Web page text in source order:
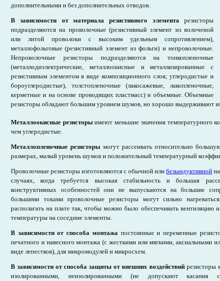
дополнительными и без дополнительных отводов.
В зависимости от материала резистивного элемента
резисторы
подразделяются на проволочные (резистивный элемент из волоченой
или литой проволоки с высоким удельным сопротивлением),
металлофольговые (резистивный элемент из фольги) и непроволочные.
Непроволочные резисторы подразделяются на тонкопленочные
(металлодиэлектрические, металлоокисные и металлизированные с
резистивным элементом в виде композиционного слоя; углеродистые и
бороуглеродистые), толстопленочные (лакосажевые, лакопленочные,
керметные и на основе проводящих пластмасс) и объемные. Объемные
резисторы обладают большим уровнем шумов, но хорошо выдерживают
Металлоокисные резисторыимеют меньшие значения температурного
чем углеродистые.
Металлопленочные резисторы могут рассеивать относительно
размерах, малый уровень шумов и положительный температурный
Проволочные резисторы изготовляются с обычной или безындуктивной
случаях, когда требуется высокая стабильность и большая
конструктивных особенностей они не выпускаются на большие
большими токами проволочные резисторы могут сильно
располагать на плате так, чтобы можно было обеспечивать вентиляцию
температуры на соседние элементы.
В зависимости от способа монтажа постоянные и переменные
печатного и навесного монтажа (с жесткими или мягкими, аксиальными
виде лепестков), для микромодулей и микросхем.
В зависимости от способа защиты от внешних воздействий резисторы
изолированными, неизолированными (не допускают касания